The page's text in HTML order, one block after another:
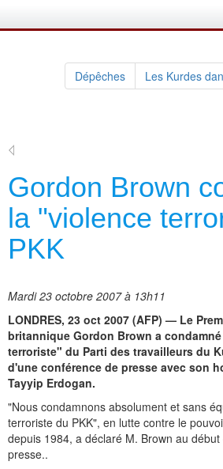
Dépêches Les Kurdes
Gordon Brown
la "violence
PKK
Mardi 23 octobre 2007 à 13h11
LONDRES, 23 oct 2007 (AFP) — Le
britannique Gordon Brown a
terroriste" du Parti des travailleurs du
d'une conférence de presse avec son
Tayyip Erdogan.
"Nous condamnons absolument et sans
terroriste du PKK", en lutte contre le
depuis 1984, a déclaré M. Brown au
presse..